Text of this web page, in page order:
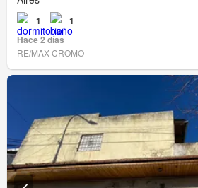
1
1
Hace 2 días
RE/MAX CROMO